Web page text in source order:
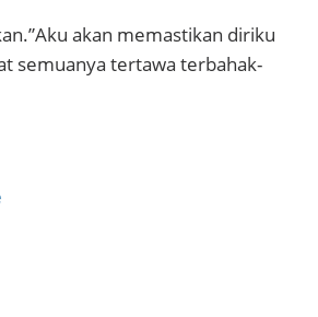
akan memastikan diriku
semuanya tertawa terbahak-